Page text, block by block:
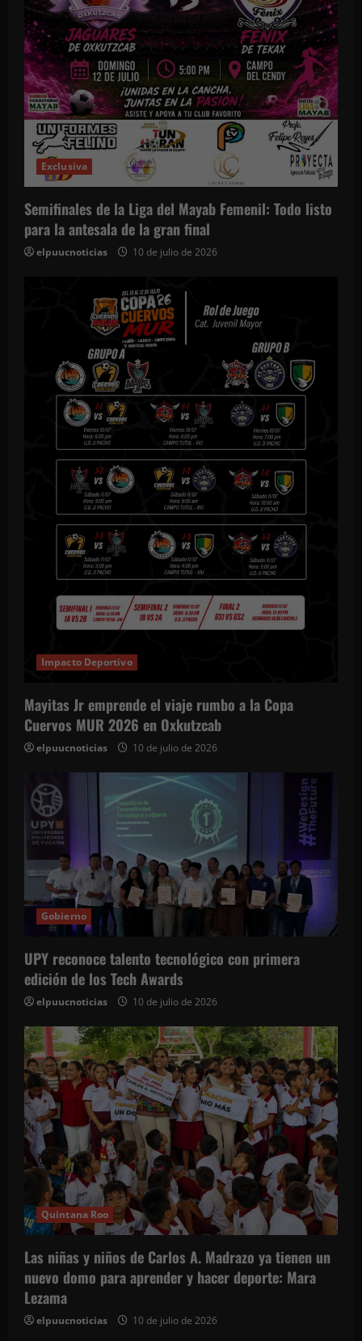
Exclusiva
Semifinales de la Liga del Mayab Femenil: Todo listo
para la antesala de la gran final
elpuucnoticias 10 de julio de 2026
Impacto Deportivo
Mayitas Jr emprende el viaje rumbo a la Copa
Cuervos MUR 2026 en Oxkutzcab
elpuucnoticias 10 de julio de 2026
Gobierno
UPY reconoce talento tecnológico con primera
edición de los Tech Awards
elpuucnoticias 10 de julio de 2026
Quintana Roo
Las niñas y niños de Carlos A. Madrazo ya tienen un
nuevo domo para aprender y hacer deporte: Mara
Lezama
elpuucnoticias 10 de julio de 2026